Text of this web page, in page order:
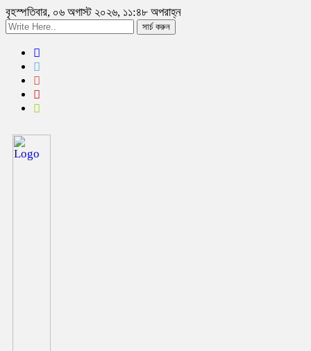
বৃহস্পতিবার, ০৬ অগাস্ট ২০২৬, ১১:৪৮ অপরাহ্ন
সার্চ করুন